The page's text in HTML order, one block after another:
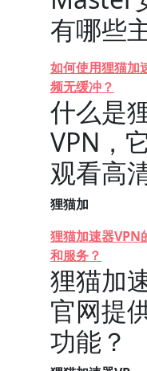
有哪些
如何使用狸猫加
频无缓冲？
什么是
VPN，
观看高
狸猫加
狸猫加速器VPN
和服务？
狸猫加
官网提
功能？